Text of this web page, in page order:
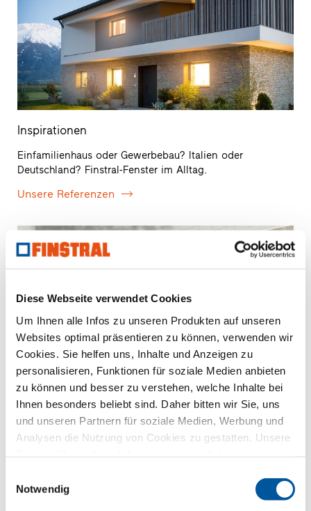
Diese Webseite verwendet Cookies
Um Ihnen alle Infos zu unseren Produkten auf unseren
Websites optimal präsentieren zu können, verwenden wir
Cookies. Sie helfen uns, Inhalte und Anzeigen zu
personalisieren, Funktionen für soziale Medien anbieten
zu können und besser zu verstehen, welche Inhalte bei
Ihnen besonders beliebt sind. Daher bitten wir Sie, uns
und unseren Partnern für soziale Medien, Werbung und
Analysen die Nutzung von Cookies zu gestatten. Unsere
haben oder die sie im Rahmen Ihrer Nutzung der Dienste
Notwendig
Inspirationen
Einfamilienhaus oder Gewerbebau? Italien oder
Deutschland? Finstral-Fenster im Alltag.
Unsere Referenzen